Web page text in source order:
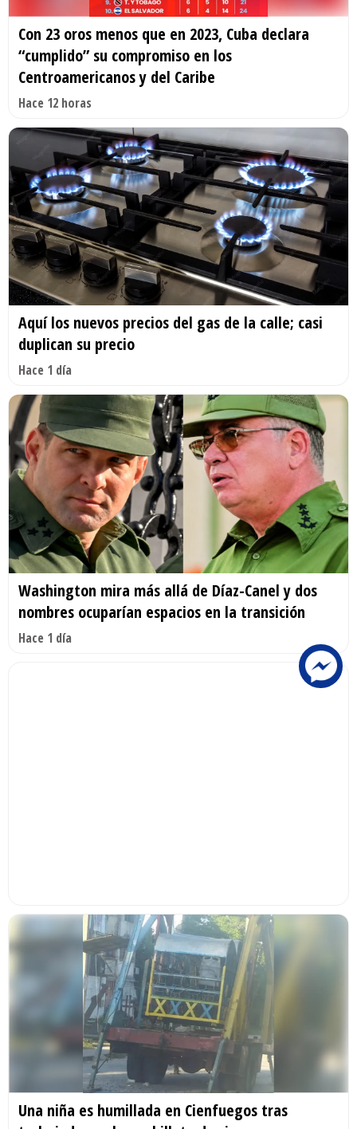
Con 23 oros menos que en 2023, Cuba declara
“cumplido” su compromiso en los
Centroamericanos y del Caribe
Hace 12 horas
Aquí los nuevos precios del gas de la calle; casi
duplican su precio
Hace 1 día
Washington mira más allá de Díaz-Canel y dos
nombres ocuparían espacios en la transición
Hace 1 día
Una niña es humillada en Cienfuegos tras